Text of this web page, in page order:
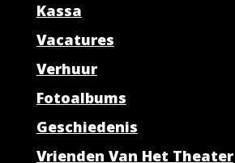
Kassa
Vacatures
Verhuur
Fotoalbums
Geschiedenis
Vrienden Van Het Theater